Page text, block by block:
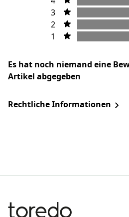
3
2
1
Es hat noch niemand eine
Artikel abgegeben
Rechtliche Informationen